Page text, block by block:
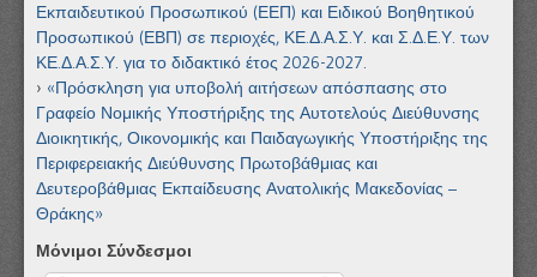
Εκπαιδευτικού Προσωπικού (ΕΕΠ) και Ειδικού Βοηθητικού
Προσωπικού (ΕΒΠ) σε περιοχές, ΚΕ.Δ.Α.Σ.Υ. και Σ.Δ.Ε.Υ. των
ΚΕ.Δ.Α.Σ.Υ. για το διδακτικό έτος 2026-2027.
«Πρόσκληση για υποβολή αιτήσεων απόσπασης στο
Γραφείο Νομικής Υποστήριξης της Αυτοτελούς Διεύθυνσης
Διοικητικής, Οικονομικής και Παιδαγωγικής Υποστήριξης της
Περιφερειακής Διεύθυνσης Πρωτοβάθμιας και
Δευτεροβάθμιας Εκπαίδευσης Ανατολικής Μακεδονίας –
Θράκης»
Μόνιμοι Σύνδεσμοι